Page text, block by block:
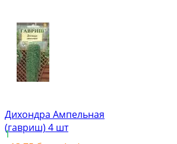
Дихондра Ампельная
(гавриш) 4 шт
1